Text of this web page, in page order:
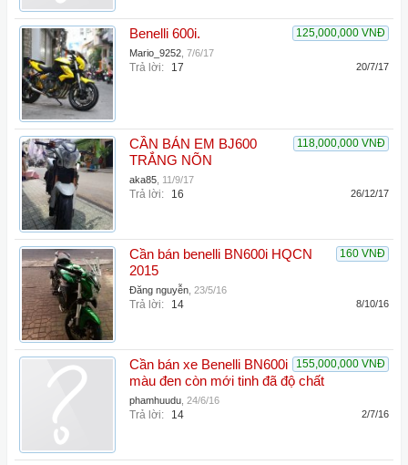
125,000,000 VNĐ
Benelli 600i.
Mario_9252 7/6/17
Trả lời: 17 20/7/17
118,000,000 VNĐ
CẦN BÁN EM BJ600
TRẮNG NÕN
aka85 11/9/17
Trả lời: 16 26/12/17
160 VNĐ
Cần bán benelli BN600i HQCN
2015
Đăng nguyễn 23/5/16
Trả lời: 14 8/10/16
155,000,000 VNĐ
Cần bán xe Benelli BN600i
màu đen còn mới tinh đã độ chất
phamhuudu 24/6/16
Trả lời: 14 2/7/16